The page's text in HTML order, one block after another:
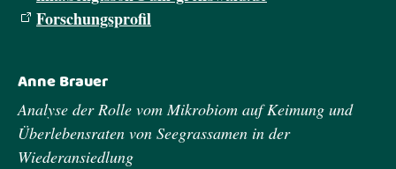
Forschungsprofil
Anne Brauer
Analyse der Rolle vom Mikrobiom auf Keimung und
Überlebensraten von Seegrassamen in der
Wiederansiedlung